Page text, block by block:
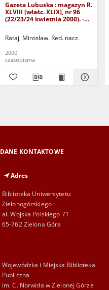
Gazeta Lubuska : magazyn R.
XLVIII [właśc. XLIX], nr 96
(22/23/24 kwietnia 2000). -
Rataj, Mirosław. Red. nacz.
2000
czasopisma
DANE KONTAKTOWE
Adres
Biblioteka Uniwersytetu
Zielonogórskiego
al. Wojska Polskiego 71
65-762 Zielona Góra
Wojewódzka i Miejska Biblioteka
Publiczna
im. C. Norwida w Zielonej Górze